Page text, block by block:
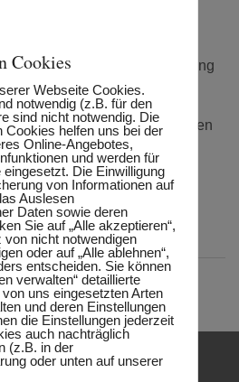
wir unser Guided E-Learning
fast 10% unserer
Kursform angemeldet.
Erfahrungsberichte von unseren
mit Ihnen teilen.
Neuigkeiten
, Matura online lernen
Cookies
Webseite Cookies.
notwendig (z.B. für den
sind nicht notwendig. Die
Cookies helfen uns bei der
Online-Angebotes,
und werden für
Die Einwilligung
von Informationen auf
Auslesen
Daten sowie deren
Sie auf „Alle akzeptieren“,
von nicht notwendigen
oder auf „Alle ablehnen“,
entscheiden. Sie können
verwalten“ detaillierte
uns eingesetzten Arten
und deren Einstellungen
die Einstellungen jederzeit
auch nachträglich
(z.B. in der
oder unten auf unserer